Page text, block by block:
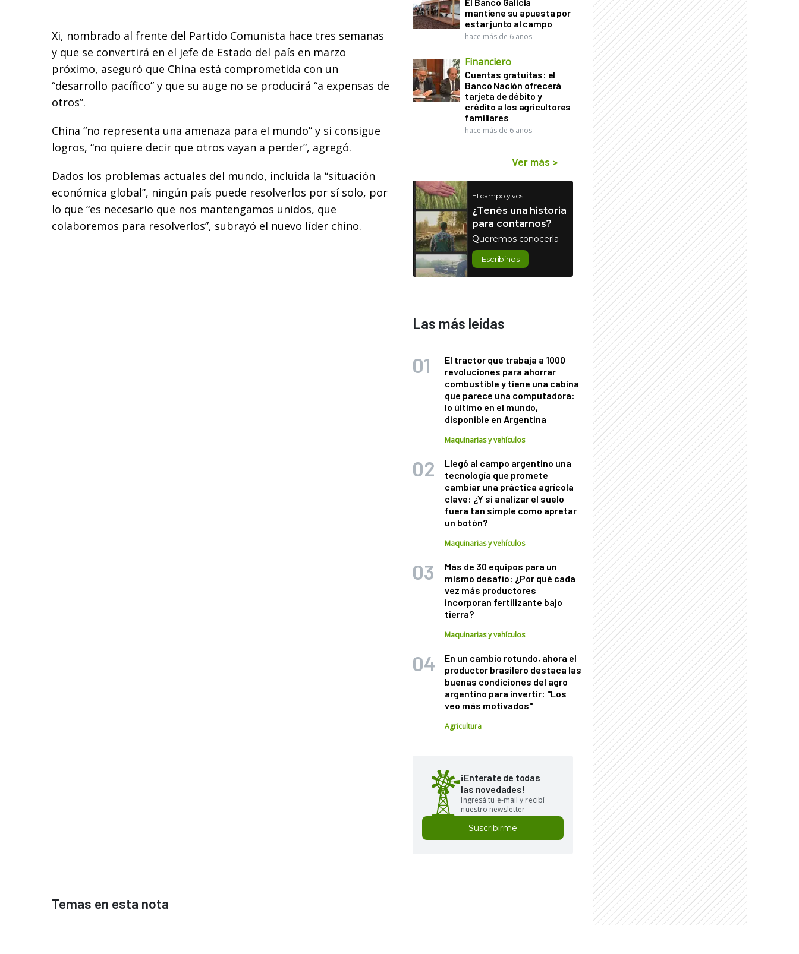
Xi, nombrado al frente del Partido Comunista hace tres semanas
y que se convertirá en el jefe de Estado del país en marzo
próximo, aseguró que China está comprometida con un
“desarrollo pacífico” y que su auge no se producirá “a expensas de
otros”.
China “no representa una amenaza para el mundo” y si consigue
logros, “no quiere decir que otros vayan a perder”, agregó.
Dados los problemas actuales del mundo, incluida la “situación
económica global”, ningún país puede resolverlos por sí solo, por
lo que “es necesario que nos mantengamos unidos, que
colaboremos para resolverlos”, subrayó el nuevo líder chino.
mantiene su apuesta por
estar junto al campo
hace más de 6 años
Financiero
Cuentas gratuitas: el
Banco Nación ofrecerá
tarjeta de débito y
crédito a los agricultores
familiares
hace más de 6 años
Ver más >
El campo y vos
¿Tenés una historia
para contarnos?
Queremos conocerla
Escribinos
Las más leídas
El tractor que trabaja a 1000
revoluciones para ahorrar
combustible y tiene una cabina
que parece una computadora:
lo último en el mundo,
disponible en Argentina
Maquinarias y vehículos
Llegó al campo argentino una
tecnología que promete
cambiar una práctica agrícola
clave: ¿Y si analizar el suelo
fuera tan simple como apretar
un botón?
Maquinarias y vehículos
Más de 30 equipos para un
mismo desafío: ¿Por qué cada
vez más productores
incorporan fertilizante bajo
tierra?
Maquinarias y vehículos
En un cambio rotundo, ahora el
productor brasilero destaca las
buenas condiciones del agro
argentino para invertir: "Los
veo más motivados"
Agricultura
¡Enterate de todas
las novedades!
Ingresá tu e-mail y recibí
nuestro newsletter
Suscribirme
Temas en esta nota